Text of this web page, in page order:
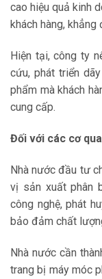
cao hiệu quả kinh
khách hàng,
Hiện tại, công ty
cứu, phát triển
phẩm mà khách
cung cấp.
Đối với các cơ
Nhà nước đầu tư
vị sản xuất phân
công nghệ, phát
bảo đảm chất
Nhà nước cần
trang bị máy móc